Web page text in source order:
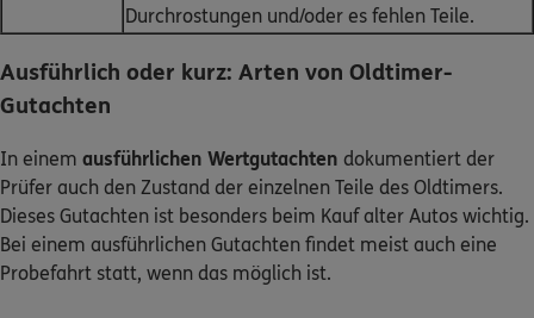
Durchrostungen und/oder es fehlen Teile.
Ausführlich oder kurz: Arten von Oldtimer-
Gutachten
In einem ausführlichen Wertgutachten dokumentiert der
Prüfer auch den Zustand der einzelnen Teile des Oldtimers.
Dieses Gutachten ist besonders beim Kauf alter Autos wichtig.
Bei einem ausführlichen Gutachten findet meist auch eine
Probefahrt statt, wenn das möglich ist.